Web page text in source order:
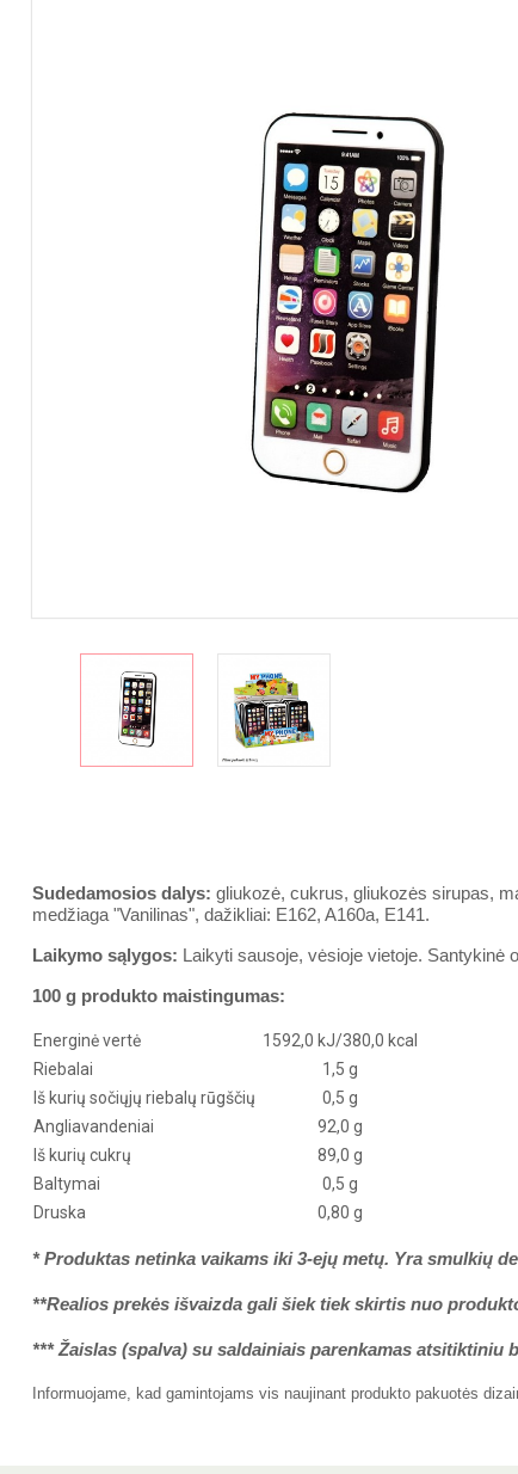
Sudedamosios dalys: gliukozė, cukrus, gliukozės sirupas,
medžiaga "Vanilinas", dažikliai: E162, A160a, E141.
Laikymo sąlygos: Laikyti sausoje, vėsioje vietoje. Santykinė
100 g produkto maistingumas:
Energinė vertė
1592,0 kJ/380,0 kcal
Riebalai
1,5 g
Iš kurių sočiųjų riebalų rūgščių
0,5 g
Angliavandeniai
92,0 g
Iš kurių cukrų
89,0 g
Baltymai
0,5 g
Druska
0,80 g
*Produktas netinka vaikams iki 3-ejų metų. Yra smulkių
**Realios prekės išvaizda gali šiek tiek skirtis nuo
*** Žaislas (spalva) su saldainiais parenkamas atsitiktiniu
Informuojame, kad gamintojams vis naujinant produkto pakuotės